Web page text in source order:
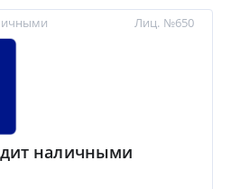
наличными
Лиц. №650